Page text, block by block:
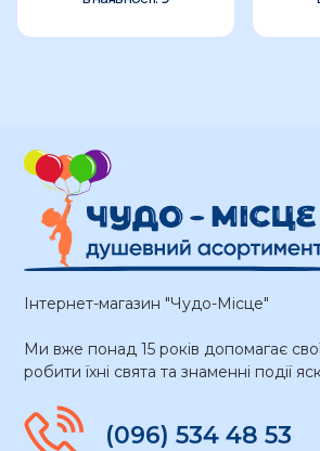
Інтернет-магазин "Чудо-Місце"
Ми вже понад 15 років допомагає
робити їхні свята та знаменні події
(096) 534 48 53